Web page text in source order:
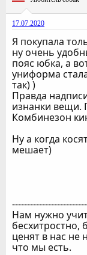
17.07.2020
Я покупала
ну очень
пояс юбка, а
униформа
так) )
Правда
изнанки вещи.
Комбинезон
Ну а когда
мешает)
Нам нужно
бесхитростно,
ценят в нас не
что мы есть.